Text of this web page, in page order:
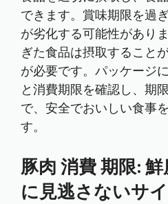
できます。賞味期限を過
が劣化する可能性があり
ぎた食品は摂取すること
が必要です。パッケージ
と消費期限を確認し、期
で、安全でおいしい食事
す。
豚肉 消費 期限:
に見逃さないサ